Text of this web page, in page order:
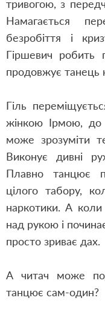
тривогою, з
Намагається
безробіття і
Гіршевич робить
продовжує танець
Гіль
жінкою Ірмою, до
може зрозуміти
Виконує дивні
Плавно танцює
цілого табору,
наркотики. А
над рукою і
просто зриває дах.
А читач може
танцює сам-один?